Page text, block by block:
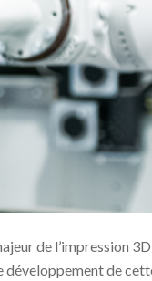
de l’impression
développement de